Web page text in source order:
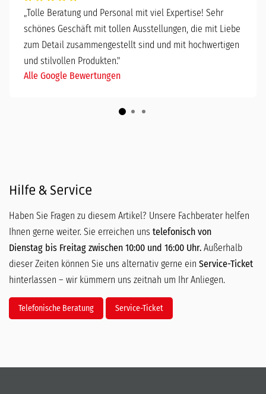
„Tolle Beratung und Personal mit viel Expertise! Sehr
schönes Geschäft mit tollen Ausstellungen, die mit Liebe
zum Detail zusammengestellt sind und mit hochwertigen
und stilvollen Produkten."
Alle Google Bewertungen
Hilfe & Service
Haben Sie Fragen zu diesem Artikel? Unsere Fachberater helfen
Ihnen gerne weiter. Sie erreichen uns telefonisch von
Dienstag bis Freitag zwischen 10:00 und 16:00 Uhr. Außerhalb
dieser Zeiten können Sie uns alternativ gerne ein Service-Ticket
hinterlassen – wir kümmern uns zeitnah um Ihr Anliegen.
Telefonische Beratung Service-Ticket